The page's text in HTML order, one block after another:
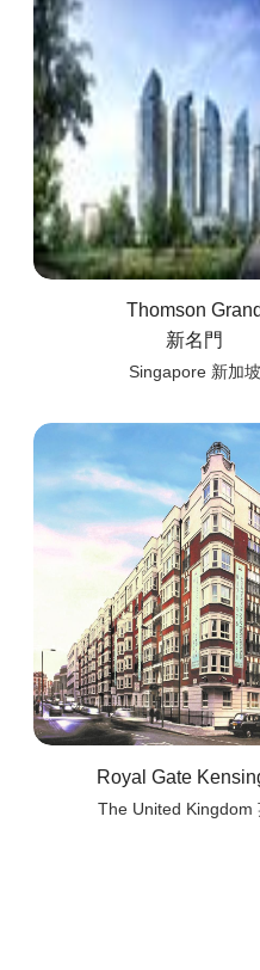
Thomson Grand
新名門
Singapore 新加坡
Royal Gate
The United Kingdom